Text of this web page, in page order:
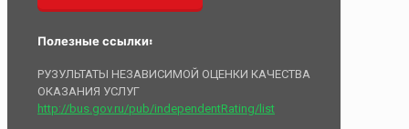
Полезные ссылки:
РУЗУЛЬТАТЫ НЕЗАВИСИМОЙ ОЦЕНКИ КАЧЕСТВА
ОКАЗАНИЯ УСЛУГ
http://bus.gov.ru/pub/independentRating/list